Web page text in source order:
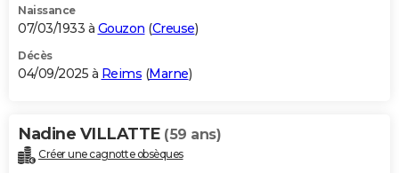
Naissance
07/03/1933 à Gouzon (Creuse)
Décès
04/09/2025 à Reims (Marne)
Nadine VILLATTE (59 ans)
Créer une cagnotte obsèques